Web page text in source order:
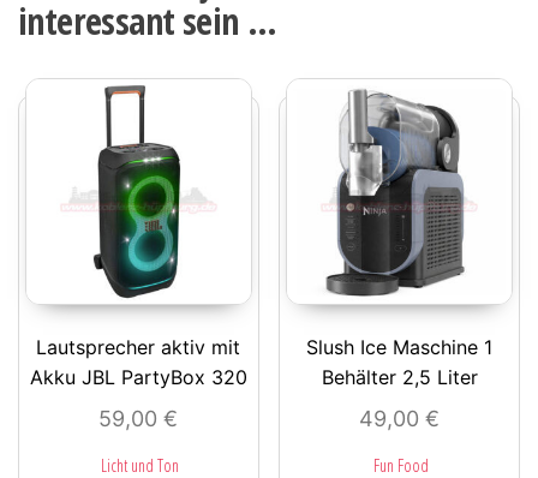
interessant sein …
Lautsprecher aktiv mit
Akku JBL PartyBox 320
59,00€
Licht und Ton
Slush Ice Maschine 1
Behälter 2,5 Liter
49,00€
Fun Food